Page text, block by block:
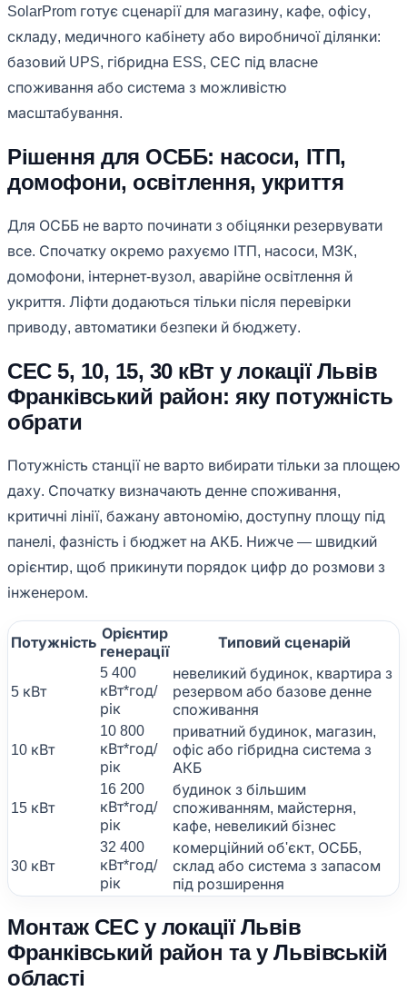
SolarProm готує сценарії для магазину, кафе, офісу,
складу, медичного кабінету або виробничої ділянки:
базовий UPS, гібридна ESS, СЕС під власне
споживання або система з можливістю
масштабування.
Рішення для ОСББ: насоси, ІТП,
домофони, освітлення, укриття
Для ОСББ не варто починати з обіцянки резервувати
все. Спочатку окремо рахуємо ІТП, насоси, МЗК,
домофони, інтернет-вузол, аварійне освітлення й
укриття. Ліфти додаються тільки після перевірки
приводу, автоматики безпеки й бюджету.
СЕС 5, 10, 15, 30 кВт у локації Львів
Франківський район: яку потужність
обрати
Потужність станції не варто вибирати тільки за площею
даху. Спочатку визначають денне споживання,
критичні лінії, бажану автономію, доступну площу під
панелі, фазність і бюджет на АКБ. Нижче — швидкий
орієнтир, щоб прикинути порядок цифр до розмови з
інженером.
Потужність
Орієнтир
генерації
Типовий сценарій
5 кВт
5 400
кВт*год/
рік
невеликий будинок, квартира з
резервом або базове денне
споживання
10 кВт
10 800
кВт*год/
рік
приватний будинок, магазин,
офіс або гібридна система з
АКБ
15 кВт
16 200
кВт*год/
рік
будинок з більшим
споживанням, майстерня,
кафе, невеликий бізнес
30 кВт
32 400
кВт*год/
рік
комерційний об'єкт, ОСББ,
склад або система з запасом
під розширення
Монтаж СЕС у локації Львів
Франківський район та у Львівській
області